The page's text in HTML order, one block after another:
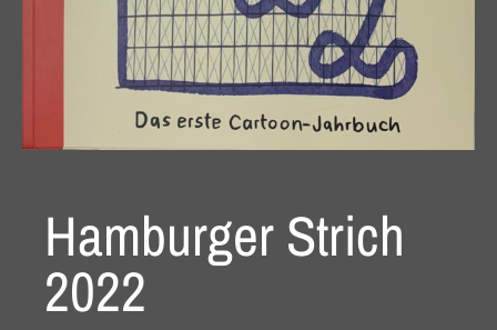
Hamburger Strich
2022